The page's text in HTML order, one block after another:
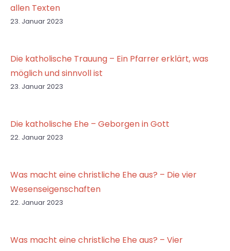
allen Texten
23. Januar 2023
Die katholische Trauung – Ein Pfarrer erklärt, was
möglich und sinnvoll ist
23. Januar 2023
Die katholische Ehe – Geborgen in Gott
22. Januar 2023
Was macht eine christliche Ehe aus? – Die vier
Wesenseigenschaften
22. Januar 2023
Was macht eine christliche Ehe aus? – Vier